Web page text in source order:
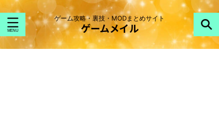
ゲーム攻略・裏技・MODまとめサイト
ゲームメイル